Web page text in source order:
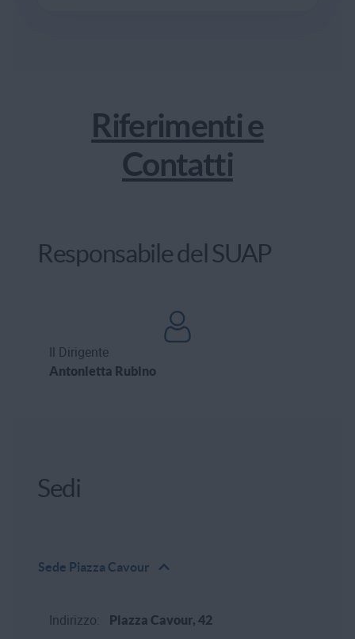
Riferimenti e
Contatti
Responsabile del SUAP
Il Dirigente
Antonietta Rubino
Sedi
Sede Piazza Cavour
Indirizzo: Piazza Cavour, 42